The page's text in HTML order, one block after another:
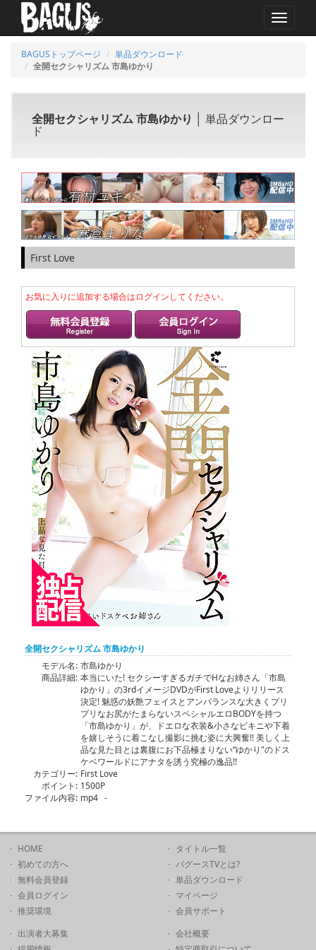
MENU
BAGUSトップページ
単品ダウンロード
全開セクシャリズム 市島ゆかり
全開セクシャリズム 市島ゆかり │ 単品ダウンロー
ド
First Love
お気に入りに追加する場合はログインしてください。
全開セクシャリズム 市島ゆかり
モデル名: 市島ゆかり
商品詳細: 本当にいた! セクシーすぎるガチでHなお姉さん「市島
ゆかり」の3rdイメージDVDがFirst Loveよりリリース
決定! 魅惑の妖艶フェイスとアンバランスな大きくプリ
プリなお尻がたまらないスペシャルエロBODYを持つ
「市島ゆかり」が、ドエロな衣装&小さなビキニや下着
を嬉しそうに着こなし撮影に挑む姿に大興奮!! 美しく上
品な見た目とは裏腹にお下品極まりない“ゆかり"のドス
ケベワールドにアナタを誘う究極の逸品!!
カテゴリー: First Love
ポイント: 1500P
ファイル内容: mp4 -
HOME
初めての方へ
無料会員登録
会員ログイン
推奨環境
タイトル一覧
バグースTVとは?
単品ダウンロード
マイページ
会員サポート
出演者大募集
会社概要